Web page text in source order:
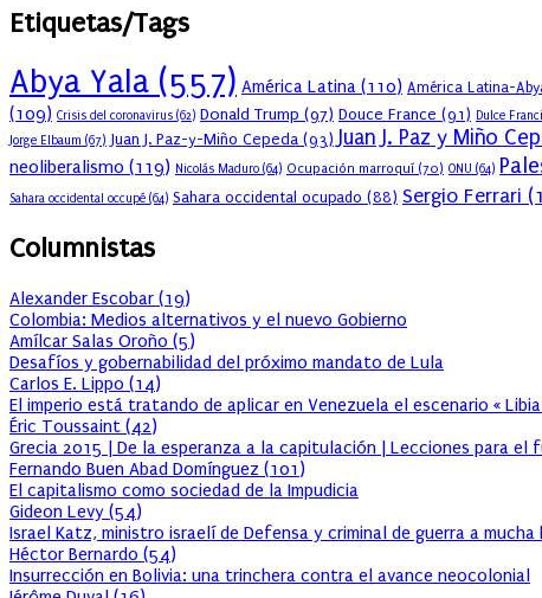
Etiquetas/Tags
Abya Yala (557) América Latina (110) América Latina-
(109) Crisis del coronavirus (62) Donald Trump (97) Douce France (91) Dulce
Jorge Elbaum (67) Juan J. Paz-y-Miño Cepeda (93) Juan J. Paz y Miño
neoliberalismo (119) Nicolás Maduro (64) Ocupación marroquí (70) ONU (64)
Sahara occidental occupé (64) Sahara occidental ocupado (88) Sergio Ferrari
Columnistas
Alexander Escobar (19)
Colombia: Medios alternativos y el nuevo Gobierno
Amílcar Salas Oroño (5)
Desafíos y gobernabilidad del próximo mandato de Lula
Carlos E. Lippo (14)
El imperio está tratando de aplicar en Venezuela el escenario «
Éric Toussaint (42)
Grecia 2015 | De la esperanza a la capitulación | Lecciones para el
Fernando Buen Abad Domínguez (101)
El capitalismo como sociedad de la Impudicia
Gideon Levy (54)
Israel Katz, ministro israelí de Defensa y criminal de guerra a mucha
Héctor Bernardo (54)
Insurrección en Bolivia: una trinchera contra el avance neocolonial